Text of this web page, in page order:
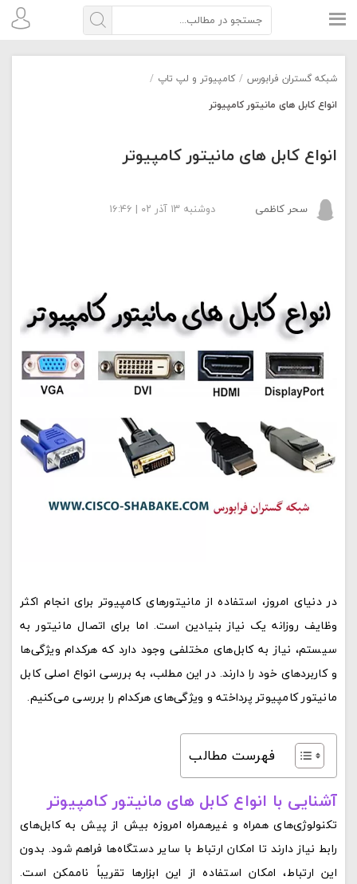
شبکه گستران فرابورس / کامپیوتر و لپ تاپ /
انواع کابل های مانیتور کامپیوتر
انواع کابل های مانیتور کامپیوتر
سحر کاظمی دوشنبه ۱۳ آذر ۰۲ | ۱۶:۴۶
در دنیای امروز، استفاده از مانیتورهای کامپیوتر برای انجام اکثر
وظایف روزانه یک نیاز بنیادین است. اما برای اتصال مانیتور به
سیستم، نیاز به کابل‌های مختلفی وجود دارد که هرکدام ویژگی‌ها
و کاربردهای خود را دارند. در این مطلب، به بررسی انواع اصلی کابل
مانیتور کامپیوتر پرداخته و ویژگی‌های هرکدام را بررسی می‌کنیم.
فهرست مطالب
آشنایی با انواع کابل های مانیتور کامپیوتر
تکنولوژی‌های همراه و غیرهمراه امروزه بیش از پیش به کابل‌های
رابط نیاز دارند تا امکان ارتباط با سایر دستگاه‌ها فراهم شود. بدون
این ارتباط، امکان استفاده از این ابزارها تقریباً ناممکن است.